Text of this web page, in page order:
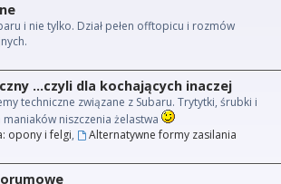
i nie tylko. Dział pełen offtopicu i rozmów
...czyli dla kochających inaczej
techniczne związane z Subaru. Trytytki, śrubki i
niszczenia żelastwa
opony i felgi,
Alternatywne formy zasilania